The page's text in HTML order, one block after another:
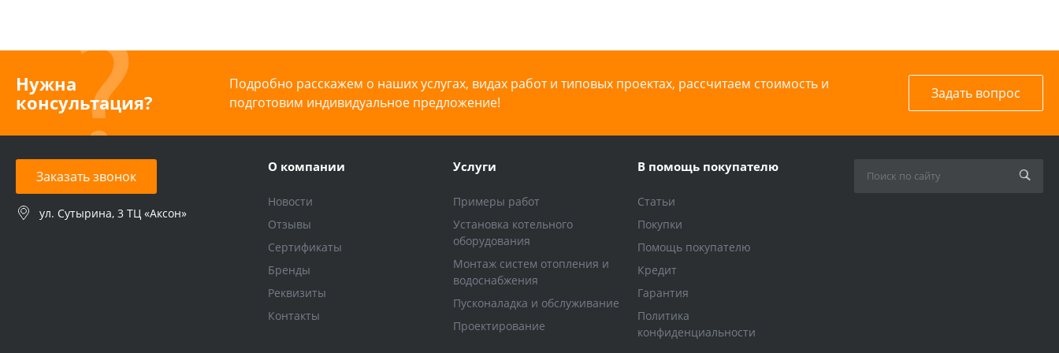
Нужна
консультация?
Подробно расскажем о наших услугах, видах работ и типовых проектах, рассчитаем стоимость и
подготовим индивидуальное предложение!
Задать вопрос
Заказать звонок
ул. Сутырина, 3 ТЦ «Аксон»
О компании
Новости
Отзывы
Сертификаты
Бренды
Реквизиты
Контакты
Услуги
Примеры работ
Установка котельного
оборудования
Монтаж систем отопления и
водоснабжения
Пусконаладка и обслуживание
Проектирование
В помощь покупателю
Статьи
Покупки
Помощь покупателю
Кредит
Гарантия
Политика
конфиденциальности